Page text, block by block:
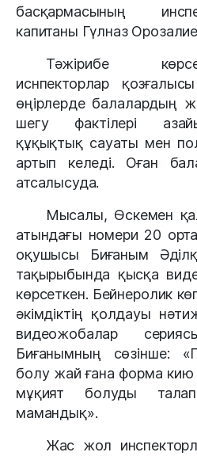
басқармасының
капитаны Гүлназ
Тәжірибе
иснпекторлар
өңірлерде балалардың
шегу фактілері
құқықтық сауаты мен
артып келеді. Оған
атсалысуда.
Мысалы, Өскемен
атындағы номери 20
оқушысы Биғаным
тақырыбында қысқа
көрсеткен. Бейнеролик
әкімдіктің қолдауы
видеожобалар
Биғанымның сөзінше:
болу жай ғана форма кию
мұқият болуды
мамандық».
Жас жол